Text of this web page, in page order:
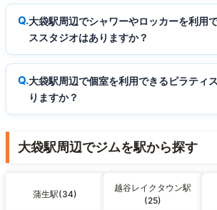
大袋駅周辺でシャワーやロッカーを利用
ススタジオはありますか？
大袋駅周辺で個室を利用できるピラティ
りますか？
大袋駅周辺でジムを駅から探す
蒲生駅(34)
越谷レイクタウン駅
(25)